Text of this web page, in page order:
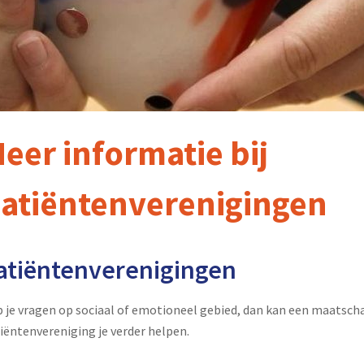
informatie bij
je vragen op sociaal of emotioneel gebied, dan kan een
je verder helpen.